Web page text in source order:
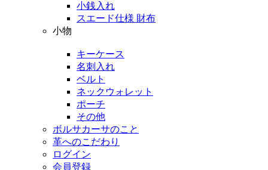
小銭入れ
スエード仕様 財布
小物
キーケース
名刺入れ
ベルト
ネックウォレット
ポーチ
その他
ボルサカーサのこと
革へのこだわり
ログイン
会員登録